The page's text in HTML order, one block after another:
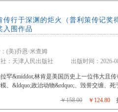
传行于深渊的炬火（普利策传记奖
入围作品
(美)乔恩·米查姆
社：天津人民出版社 出版时间：2026-
罕&middot;林肯是美国历史上一位伟大且
、&ldquo;政治动物&rdquo;、毁誉交缠、
￥158.00 ￥124.80